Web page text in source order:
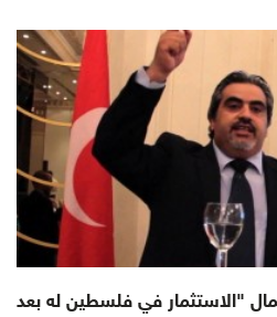
"الاستثمار في فلسطين له بعد